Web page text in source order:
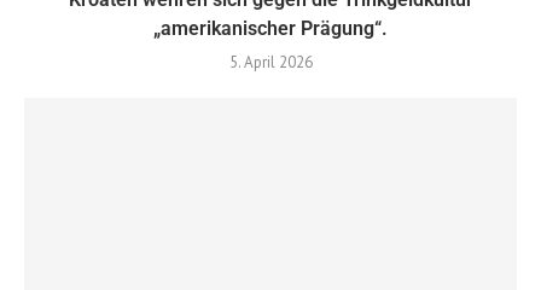
„amerikanischer Prägung“.
5. April 2026